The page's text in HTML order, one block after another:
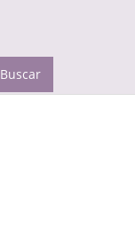
Buscar